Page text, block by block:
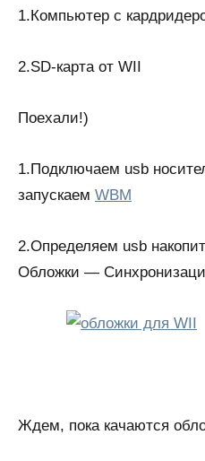
1.Компьютер с
2.SD-карта от WII
Поехали!)
1.Подключаем usb
запускаем WBM
2.Определяем usb
Обложки —
Ждем, пока качаются